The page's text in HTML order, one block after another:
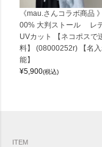
《mau.さんコラボ商品
00% 大判ストール レ
UVカット 【ネコポスで
料】 (08000252r) 【名
能】
¥5,900(税込)
ITEM